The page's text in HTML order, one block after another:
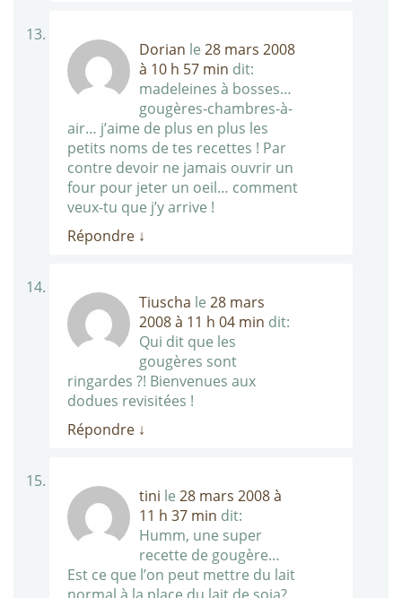
Dorian le 28 mars 2008
à 10 h 57 min dit:
madeleines à bosses…
gougères-chambres-à-
air… j’aime de plus en plus les
petits noms de tes recettes ! Par
contre devoir ne jamais ouvrir un
four pour jeter un oeil… comment
veux-tu que j’y arrive !
Répondre ↓
Tiuscha le 28 mars
2008 à 11 h 04 min dit:
Qui dit que les
gougères sont
ringardes ?! Bienvenues aux
dodues revisitées !
Répondre ↓
tini le 28 mars 2008 à
11 h 37 min dit:
Humm, une super
recette de gougère…
Est ce que l’on peut mettre du lait